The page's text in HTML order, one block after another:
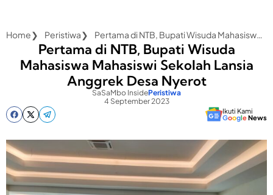
Home Peristiwa Pertama di NTB, Bupati Wisuda Mahasiswa Mahasiswi Sekolah Lansia Anggrek Desa Nyerot
Pertama di NTB, Bupati Wisuda
Mahasiswa Mahasiswi Sekolah Lansia
Anggrek Desa Nyerot
SaSaMbo InsidePeristiwa
4 September 2023
Ikuti Kami
GoogleNews